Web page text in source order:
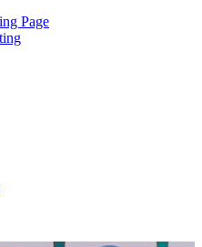
Page